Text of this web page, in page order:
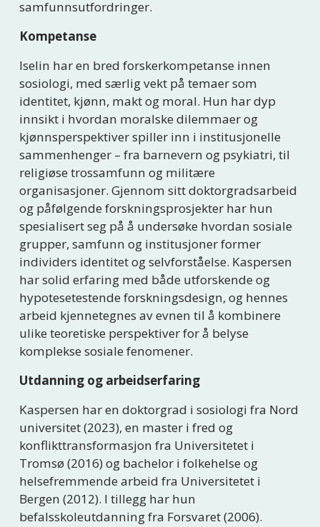
samfunnsutfordringer.
Kompetanse
Iselin har en bred forskerkompetanse innen
sosiologi, med særlig vekt på temaer som
identitet, kjønn, makt og moral. Hun har dyp
innsikt i hvordan moralske dilemmaer og
kjønnsperspektiver spiller inn i institusjonelle
sammenhenger – fra barnevern og psykiatri, til
religiøse trossamfunn og militære
organisasjoner. Gjennom sitt doktorgradsarbeid
og påfølgende forskningsprosjekter har hun
spesialisert seg på å undersøke hvordan sosiale
grupper, samfunn og institusjoner former
individers identitet og selvforståelse. Kaspersen
har solid erfaring med både utforskende og
hypotesetestende forskningsdesign, og hennes
arbeid kjennetegnes av evnen til å kombinere
ulike teoretiske perspektiver for å belyse
komplekse sosiale fenomener.
Utdanning og arbeidserfaring
Kaspersen har en doktorgrad i sosiologi fra Nord
universitet (2023), en master i fred og
konflikttransformasjon fra Universitetet i
Tromsø (2016) og bachelor i folkehelse og
helsefremmende arbeid fra Universitetet i
Bergen (2012). I tillegg har hun
befalsskoleutdanning fra Forsvaret (2006).